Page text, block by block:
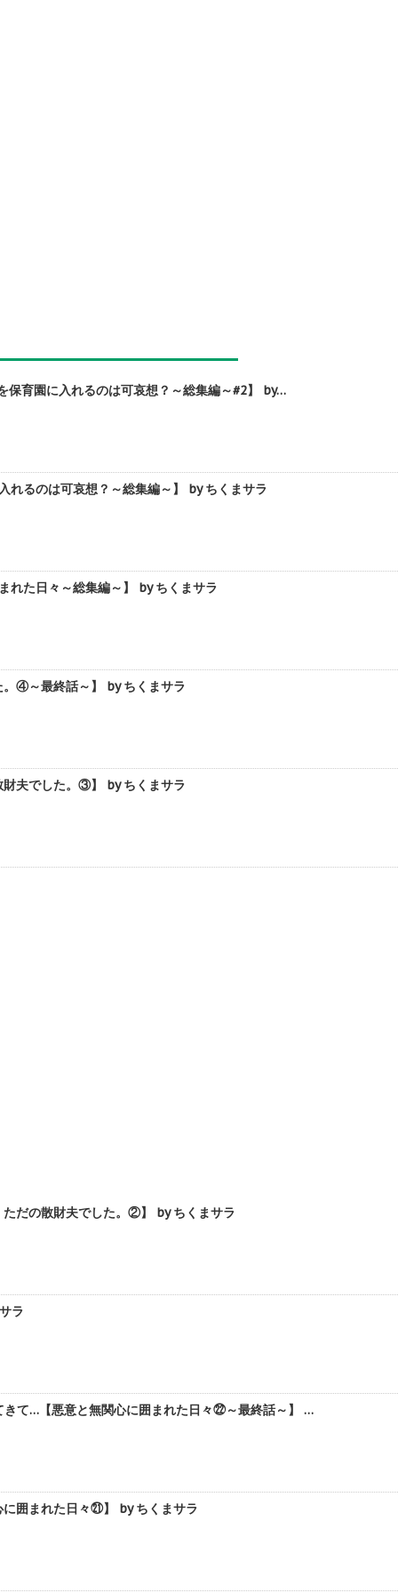
保育園に入れるのは可哀想？～総集編～#2】 by…
れるのは可哀想？～総集編～】 by ちくまサラ
れた日々～総集編～】 by ちくまサラ
④～最終話～】 by ちくまサラ
夫でした。③】 by ちくまサラ
だの散財夫でした。②】 by ちくまサラ
ラ
て…【悪意と無関心に囲まれた日々㉒～最終話～】 …
囲まれた日々㉑】 by ちくまサラ